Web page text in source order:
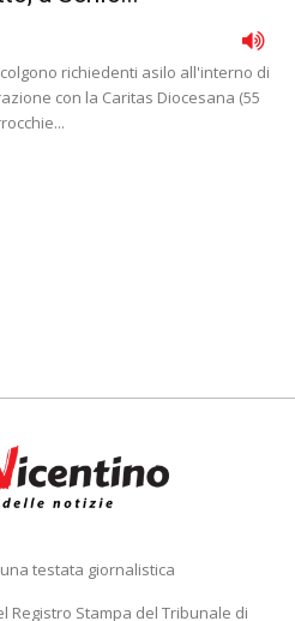
richiedenti asilo all'interno di
con la Caritas Diocesana (55
una testata giornalistica
Registro Stampa del Tribunale di